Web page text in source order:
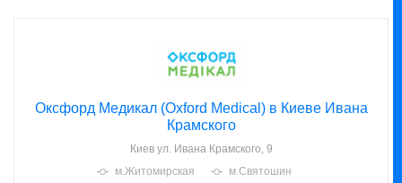
Оксфорд Медикал (Oxford Medical) в Киеве Ивана
Крамского
Киев ул. Ивана Крамского, 9
м.Житомирская
м.Святошин